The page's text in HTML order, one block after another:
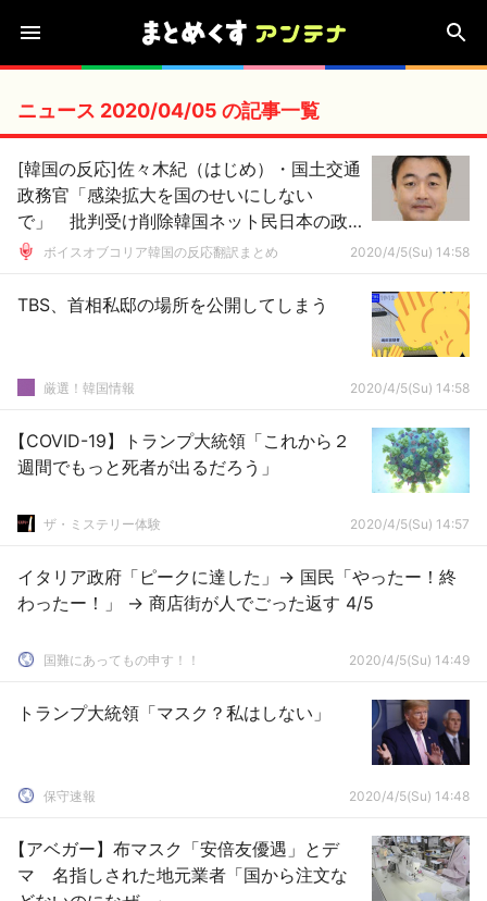
ニュース 2020/04/05 の記事一覧
[韓国の反応]佐々木紀（はじめ）・国土交通
政務官「感染拡大を国のせいにしない
で」 批判受け削除韓国ネット民日本の政
治家のレベルは発展途上国以下だな(笑)
ボイスオブコリア韓国の反応翻訳まとめ 2020/4/5(Su) 14:58
TBS、首相私邸の場所を公開してしまう
厳選！韓国情報 2020/4/5(Su) 14:58
【COVID-19】トランプ大統領「これから２
週間でもっと死者が出るだろう」
ザ・ミステリー体験 2020/4/5(Su) 14:57
イタリア政府「ピークに達した」→ 国民「やったー！終
わったー！」 → 商店街が人でごった返す 4/5
国難にあってもの申す！！ 2020/4/5(Su) 14:49
トランプ大統領「マスク？私はしない」
保守速報 2020/4/5(Su) 14:48
【アベガー】布マスク「安倍友優遇」とデ
マ 名指しされた地元業者「国から注文な